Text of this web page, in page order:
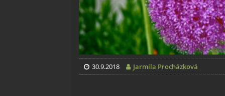
30.9.2018 Jarmila Procházková